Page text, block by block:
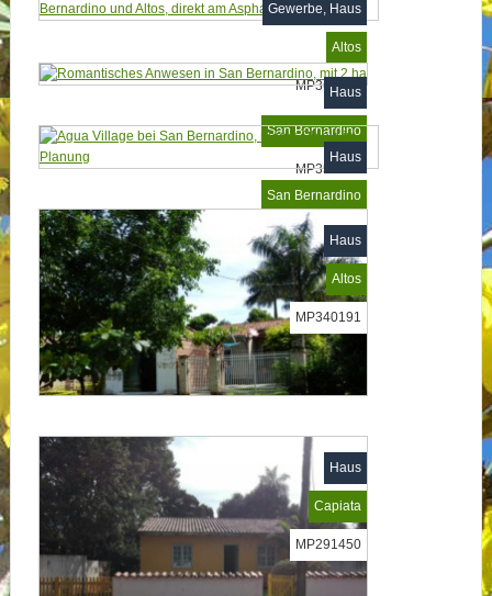
Gewerbe, Haus
Altos
MP365138
Haus
San Bernardino
MP352654
Haus
San Bernardino
MP351033
Haus
Altos
MP340191
Haus
Capiata
MP291450